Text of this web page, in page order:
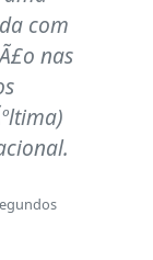
com
nas